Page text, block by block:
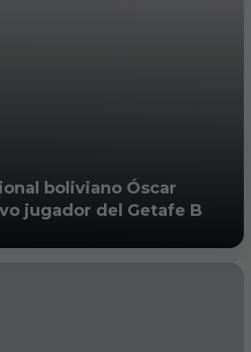
boliviano Óscar
jugador del Getafe B